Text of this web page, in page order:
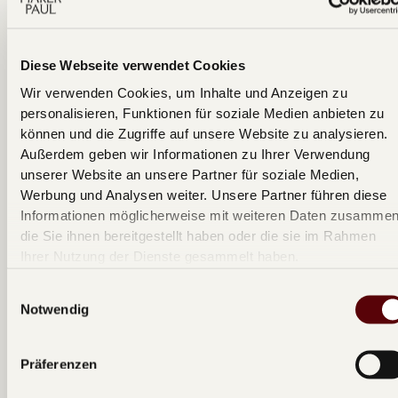
Diese Webseite verwendet Cookies
Wir verwenden Cookies, um Inhalte und Anzeigen zu
personalisieren, Funktionen für soziale Medien anbieten zu
können und die Zugriffe auf unsere Website zu analysieren.
Außerdem geben wir Informationen zu Ihrer Verwendung
unserer Website an unsere Partner für soziale Medien,
Werbung und Analysen weiter. Unsere Partner führen diese
Informationen möglicherweise mit weiteren Daten
die Sie ihnen bereitgestellt haben oder die sie im Rahmen
Notwendig
Präferenzen
105€
pro Kutsche
Die 40-Minuten Innenstadtfahrt
Die Essenz Wiens kompakt erleben. Eine Fiakerfahrt durch verwinkelte
Gassen und vorbei an kaiserlichen Monumenten – für den perfekten
Einblick in die historische Wiener Innenstadt.
Innenstadt ca. 40 Minuten
Bis zu 4 Personen
Start:Albertina EndeAlbertina
Erlebnis anzeigen